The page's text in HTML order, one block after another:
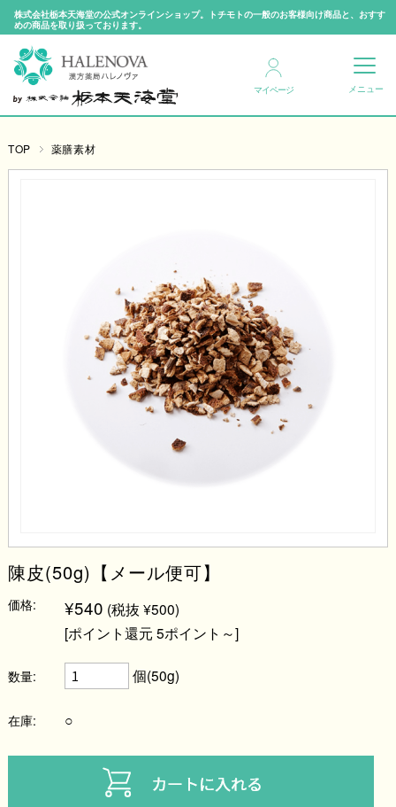
株式会社栃本天海堂の公式オンラインショップ。トチモトの一般のお客様向け商品と、おすす
めの商品を取り扱っております。
マイページ
TOP 薬膳素材
陳皮(50g)【メール便可】
価格: ¥540 (税抜 ¥500)
[ポイント還元 5ポイント～]
数量: 個(50g)
在庫: ○